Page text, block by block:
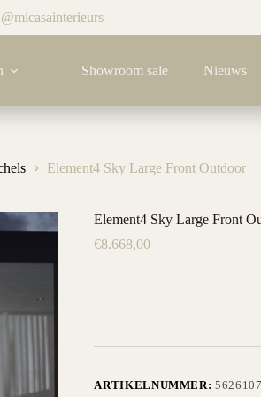
@micasainterieurs
Showroom sale Nieuws
Element4 Sky Large Front Outdoor
Element4 Sky Large Front
€8.668,00
ARTIKELNUMMER: